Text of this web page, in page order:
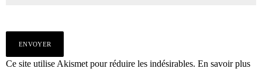
Ce site utilise Akismet pour réduire les indésirables. En savoir plus